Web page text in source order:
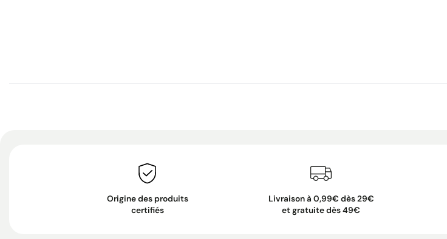
Origine des produits
certifiés
Livraison à 0,99€ dès 29€
et gratuite dès 49€